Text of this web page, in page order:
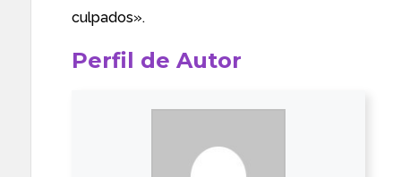
culpados».
Perfil de Autor